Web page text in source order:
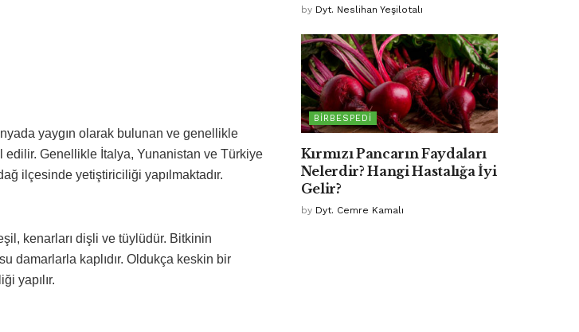
yaygın olarak bulunan ve genellikle
edilir. Genellikle İtalya, Yunanistan ve Türkiye
ilçesinde yetiştiriciliği yapılmaktadır.
kenarları dişli ve tüylüdür. Bitkinin
damarlarla kaplıdır. Oldukça keskin bir
yapılır.
by Dyt. Neslihan Yeşilotalı
BIRBESPEDI
Kırmızı Pancarın Faydaları
Nelerdir? Hangi Hastalığa İyi
Gelir?
by Dyt. Cemre Kamalı